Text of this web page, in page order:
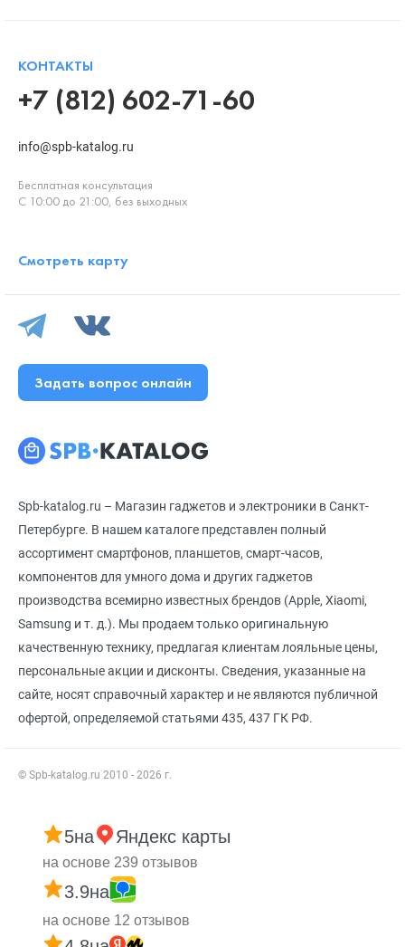
Spb-katalog.ru – Магазин гаджетов и электроники в Санкт-
Петербурге. В нашем каталоге представлен полный
ассортимент смартфонов, планшетов, смарт-часов,
компонентов для умного дома и других гаджетов
производства всемирно известных брендов (Apple, Xiaomi,
Samsung и т. д.). Мы продаем только оригинальную
качественную технику, предлагая клиентам лояльные цены,
персональные акции и дисконты. Сведения, указанные на
сайте, носят справочный характер и не являются публичной
офертой, определяемой статьями 435, 437 ГК РФ.
© Spb-katalog.ru 2010 - 2026 г.
КОНТАКТЫ
+7 (812) 602-71-60
info@spb-katalog.ru
Бесплатная консультация
С 10:00 до 21:00, без выходных
Смотреть карту
Задать вопрос онлайн
5на Яндекс карты
на основе 239 отзывов
3.9на
на основе 12 отзывов